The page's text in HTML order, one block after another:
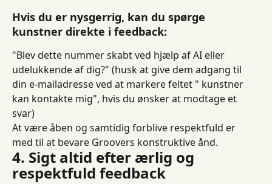
Hvis du er nysgerrig, kan du spørge
kunstner direkte i feedback:
"Blev dette nummer skabt ved hjælp af AI eller
udelukkende af dig?" (husk at give dem adgang til
din e-mailadresse ved at markere feltet " kunstner
kan kontakte mig", hvis du ønsker at modtage et
svar)
At være åben og samtidig forblive respektfuld er
med til at bevare Groovers konstruktive ånd.
4. Sigt altid efter ærlig og
respektfuld feedback